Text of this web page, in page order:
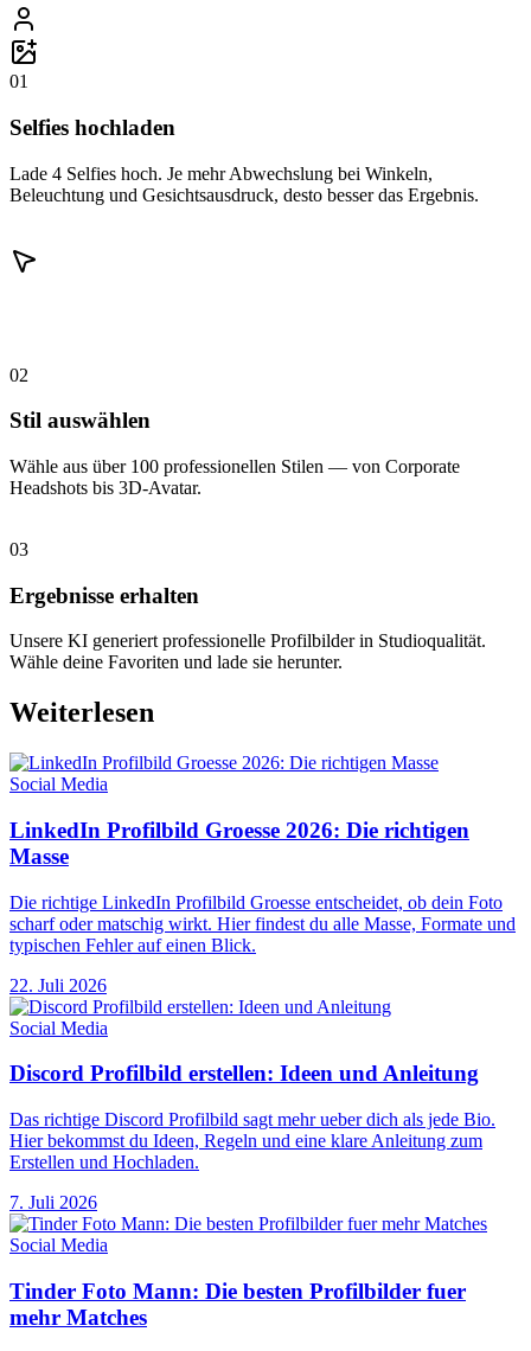
01
Selfies hochladen
Lade 4 Selfies hoch. Je mehr Abwechslung bei Winkeln,
Beleuchtung und Gesichtsausdruck, desto besser das Ergebnis.
02
Stil auswählen
Wähle aus über 100 professionellen Stilen — von Corporate
Headshots bis 3D-Avatar.
03
Ergebnisse erhalten
Unsere KI generiert professionelle Profilbilder in Studioqualität.
Wähle deine Favoriten und lade sie herunter.
Weiterlesen
Social Media
LinkedIn Profilbild Groesse 2026: Die richtigen
Masse
Die richtige LinkedIn Profilbild Groesse entscheidet, ob dein Foto
scharf oder matschig wirkt. Hier findest du alle Masse, Formate und
typischen Fehler auf einen Blick.
22. Juli 2026
Social Media
Discord Profilbild erstellen: Ideen und Anleitung
Das richtige Discord Profilbild sagt mehr ueber dich als jede Bio.
Hier bekommst du Ideen, Regeln und eine klare Anleitung zum
Erstellen und Hochladen.
7. Juli 2026
Social Media
Tinder Foto Mann: Die besten Profilbilder fuer
mehr Matches